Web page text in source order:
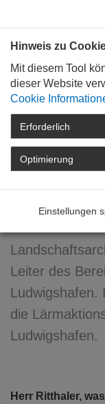
STARTSEITE
DETAIL
Leiter des
Ludwigshafen.
die
Ludwigshafen.
Herr Ritthaler,
Hinweis zu
Mit diesem Tool
dieser Website
Cookie
Erforderlich
Optimierung
Einstellungen